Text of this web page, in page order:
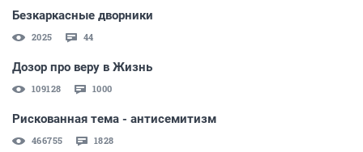
Безкаркасные дворники
2025 44
Дозор про веру в Жизнь
109128 1000
Рискованная тема - антисемитизм
466755 1828